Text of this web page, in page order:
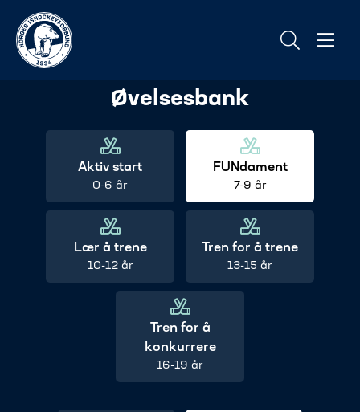
Øvelsesbank
Aktiv start
0-6 år
FUNdament
7-9 år
Lær å trene
10-12 år
Tren for å trene
13-15 år
Tren for å
konkurrere
16-19 år